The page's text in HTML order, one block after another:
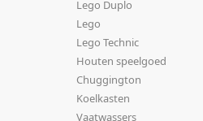
Lego Duplo
Lego
Lego Technic
Houten speelgoed
Chuggington
Koelkasten
Vaatwassers